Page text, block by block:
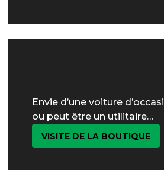
Envie d’une voiture
ou peut être un utilitaire…
VISITE DE LA BOUTIQUE